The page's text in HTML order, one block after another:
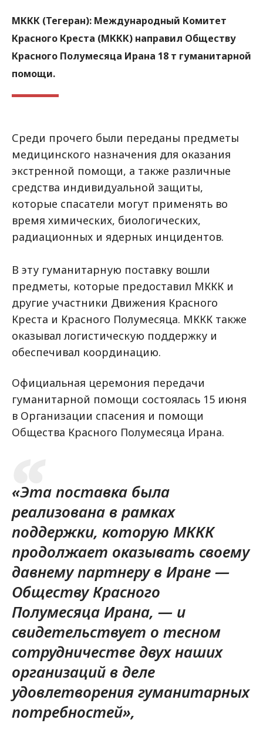
МККК (Тегеран): Международный Комитет
Красного Креста (МККК) направил Обществу
Красного Полумесяца Ирана 18 т гуманитарной
помощи.
Среди прочего были переданы предметы
медицинского назначения для оказания
экстренной помощи, а также различные
средства индивидуальной защиты,
которые спасатели могут применять во
время химических, биологических,
радиационных и ядерных инцидентов.
В эту гуманитарную поставку вошли
предметы, которые предоставил МККК и
другие участники Движения Красного
Креста и Красного Полумесяца. МККК также
оказывал логистическую поддержку и
обеспечивал координацию.
Официальная церемония передачи
гуманитарной помощи состоялась 15 июня
в Организации спасения и помощи
Общества Красного Полумесяца Ирана.
«Эта поставка была
реализована в рамках
поддержки, которую МККК
продолжает оказывать своему
давнему партнеру в Иране —
Обществу Красного
Полумесяца Ирана, — и
свидетельствует о тесном
сотрудничестве двух наших
организаций в деле
удовлетворения гуманитарных
потребностей»,